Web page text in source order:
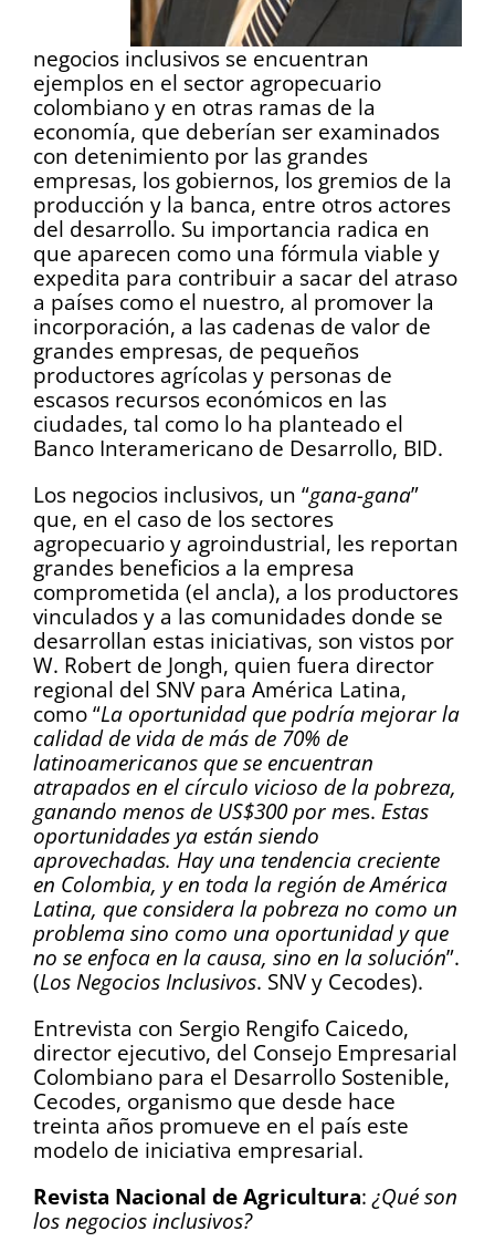
negocios inclusivos se encuentran
ejemplos en el sector agropecuario
colombiano y en otras ramas de la
economía, que deberían ser examinados
con detenimiento por las grandes
empresas, los gobiernos, los gremios de la
producción y la banca, entre otros actores
del desarrollo. Su importancia radica en
que aparecen como una fórmula viable y
expedita para contribuir a sacar del atraso
a países como el nuestro, al promover la
incorporación, a las cadenas de valor de
grandes empresas, de pequeños
productores agrícolas y personas de
escasos recursos económicos en las
ciudades, tal como lo ha planteado el
Banco Interamericano de Desarrollo, BID.
Los negocios inclusivos, un “gana-gana”
que, en el caso de los sectores
agropecuario y agroindustrial, les reportan
grandes beneficios a la empresa
comprometida (el ancla), a los productores
vinculados y a las comunidades donde se
desarrollan estas iniciativas, son vistos por
W. Robert de Jongh, quien fuera director
regional del SNV para América Latina,
como “La oportunidad que podría mejorar la
calidad de vida de más de 70% de
latinoamericanos que se encuentran
atrapados en el círculo vicioso de la pobreza,
ganando menos de US$300 por mes. Estas
oportunidades ya están siendo
aprovechadas. Hay una tendencia creciente
en Colombia, y en toda la región de América
Latina, que considera la pobreza no como un
problema sino como una oportunidad y que
no se enfoca en la causa, sino en la solución”.
(Los Negocios Inclusivos. SNV y Cecodes).
Entrevista con Sergio Rengifo Caicedo,
director ejecutivo, del Consejo Empresarial
Colombiano para el Desarrollo Sostenible,
Cecodes, organismo que desde hace
treinta años promueve en el país este
modelo de iniciativa empresarial.
Revista Nacional de Agricultura: ¿Qué son
los negocios inclusivos?